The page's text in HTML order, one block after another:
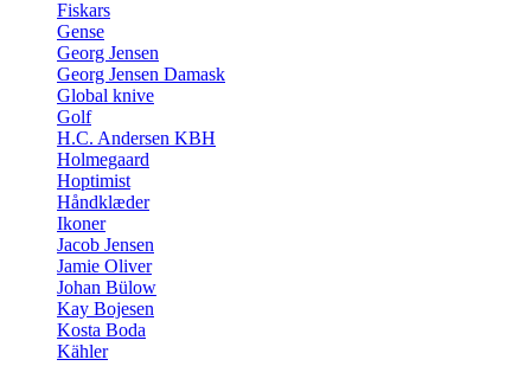
Fiskars
Gense
Georg Jensen
Georg Jensen Damask
Global knive
Golf
H.C. Andersen KBH
Holmegaard
Hoptimist
Håndklæder
Ikoner
Jacob Jensen
Jamie Oliver
Johan Bülow
Kay Bojesen
Kosta Boda
Kähler